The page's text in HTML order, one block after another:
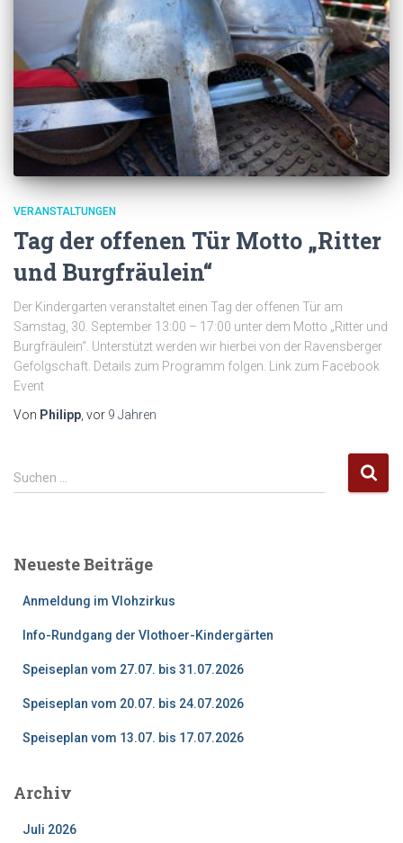
VERANSTALTUNGEN
Tag der offenen Tür Motto „Ritter
und Burgfräulein“
Der Kindergarten veranstaltet einen Tag der offenen Tür am
Samstag, 30. September 13:00 – 17:00 unter dem Motto „Ritter und
Burgfräulein“. Unterstützt werden wir hierbei von der Ravensberger
Gefolgschaft. Details zum Programm folgen. Link zum Facebook
Event
Von Philipp , vor 9 Jahren
S
u
n
Suchen …
Neueste Beiträge
Anmeldung im Vlohzirkus
Info-Rundgang der Vlothoer-Kindergärten
Speiseplan vom 27.07. bis 31.07.2026
Speiseplan vom 20.07. bis 24.07.2026
Speiseplan vom 13.07. bis 17.07.2026
Archiv
Juli 2026